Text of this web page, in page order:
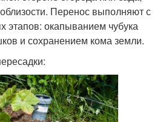
Перенос выполняют с
этапов: окапыванием чубука
и сохранением кома земли.